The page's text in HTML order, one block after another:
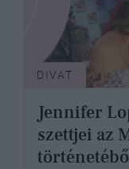
DIVAT
Jennifer
szettjei az